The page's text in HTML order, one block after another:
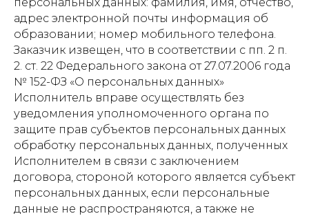
адрес электронной почты информация об
образовании; номер мобильного телефона.
Заказчик извещен, что в соответствии с пп. 2 п.
2. ст. 22 Федерального закона от 27.07.2006 года
№ 152-ФЗ «О персональных данных»
Исполнитель вправе осуществлять без
уведомления уполномоченного органа по
защите прав субъектов персональных данных
обработку персональных данных, полученных
Исполнителем в связи с заключением
договора, стороной которого является субъект
персональных данных, если персональные
данные не распространяются, а также не